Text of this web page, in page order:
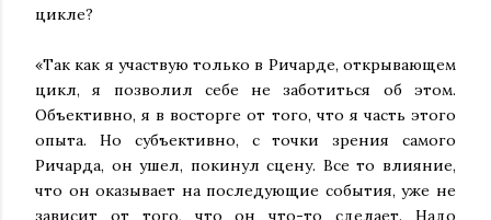
цикле?
«Так как я участвую только в Ричарде, открывающем
цикл, я позволил себе не заботиться об этом.
Объективно, я в восторге от того, что я часть этого
опыта. Но субъективно, с точки зрения самого
Ричарда, он ушел, покинул сцену. Все то влияние,
что он оказывает на последующие события, уже не
зависит от того, что он что-то сделает. Надо